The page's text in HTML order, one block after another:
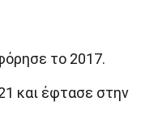
το 2017.
και έφτασε στην